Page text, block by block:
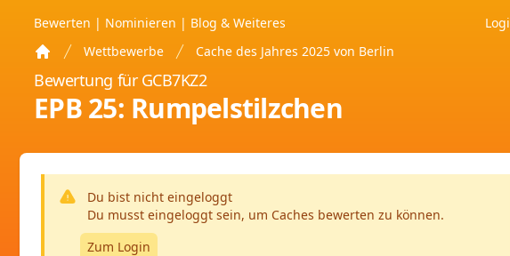
Bewerten | Nominieren | Blog & Weiteres
Home
Wettbewerbe Cache des Jahres 2025 von Berlin
Bewertung für GCB7KZ2
EPB 25: Rumpelstilzchen
Du bist nicht eingeloggt
Du musst eingeloggt sein, um Caches bewerten zu können.
Zum Login